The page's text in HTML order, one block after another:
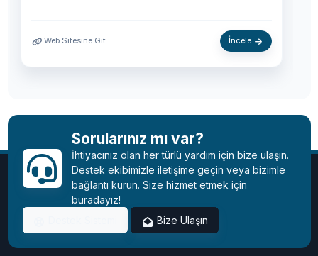
İncele
Sorularınız mı var?
İhtiyacınız olan her türlü yardım için bize ulaşın.
Destek ekibimizle iletişime geçin veya bizimle
bağlantı kurun. Size hizmet etmek için
buradayız!
Bize Ulaşın